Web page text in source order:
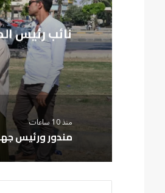
نائب رئيس
منذ 10 ساعات